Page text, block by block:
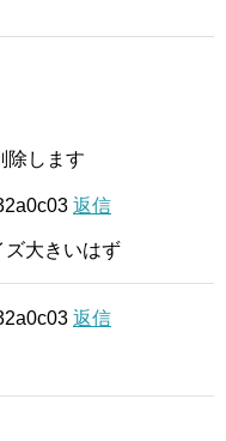
除します
返信
ズ大きいはず
返信